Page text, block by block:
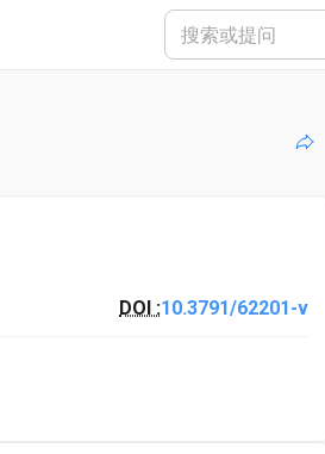
DOI :10.3791/62201-v